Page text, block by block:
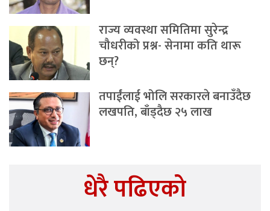
राज्य व्यवस्था समितिमा सुरेन्द्र
चौधरीको प्रश्न- सेनामा कति थारू
छन्?
तपाईंलाई भोलि सरकारले बनाउँदैछ
लखपति, बाँड्दैछ २५ लाख
धेरै पढिएको